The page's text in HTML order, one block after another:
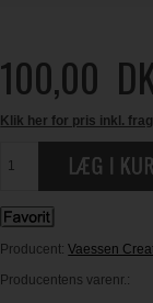
100,00
Klik her for pris inkl.
Producent:Vaessen
Producentens varenr.: